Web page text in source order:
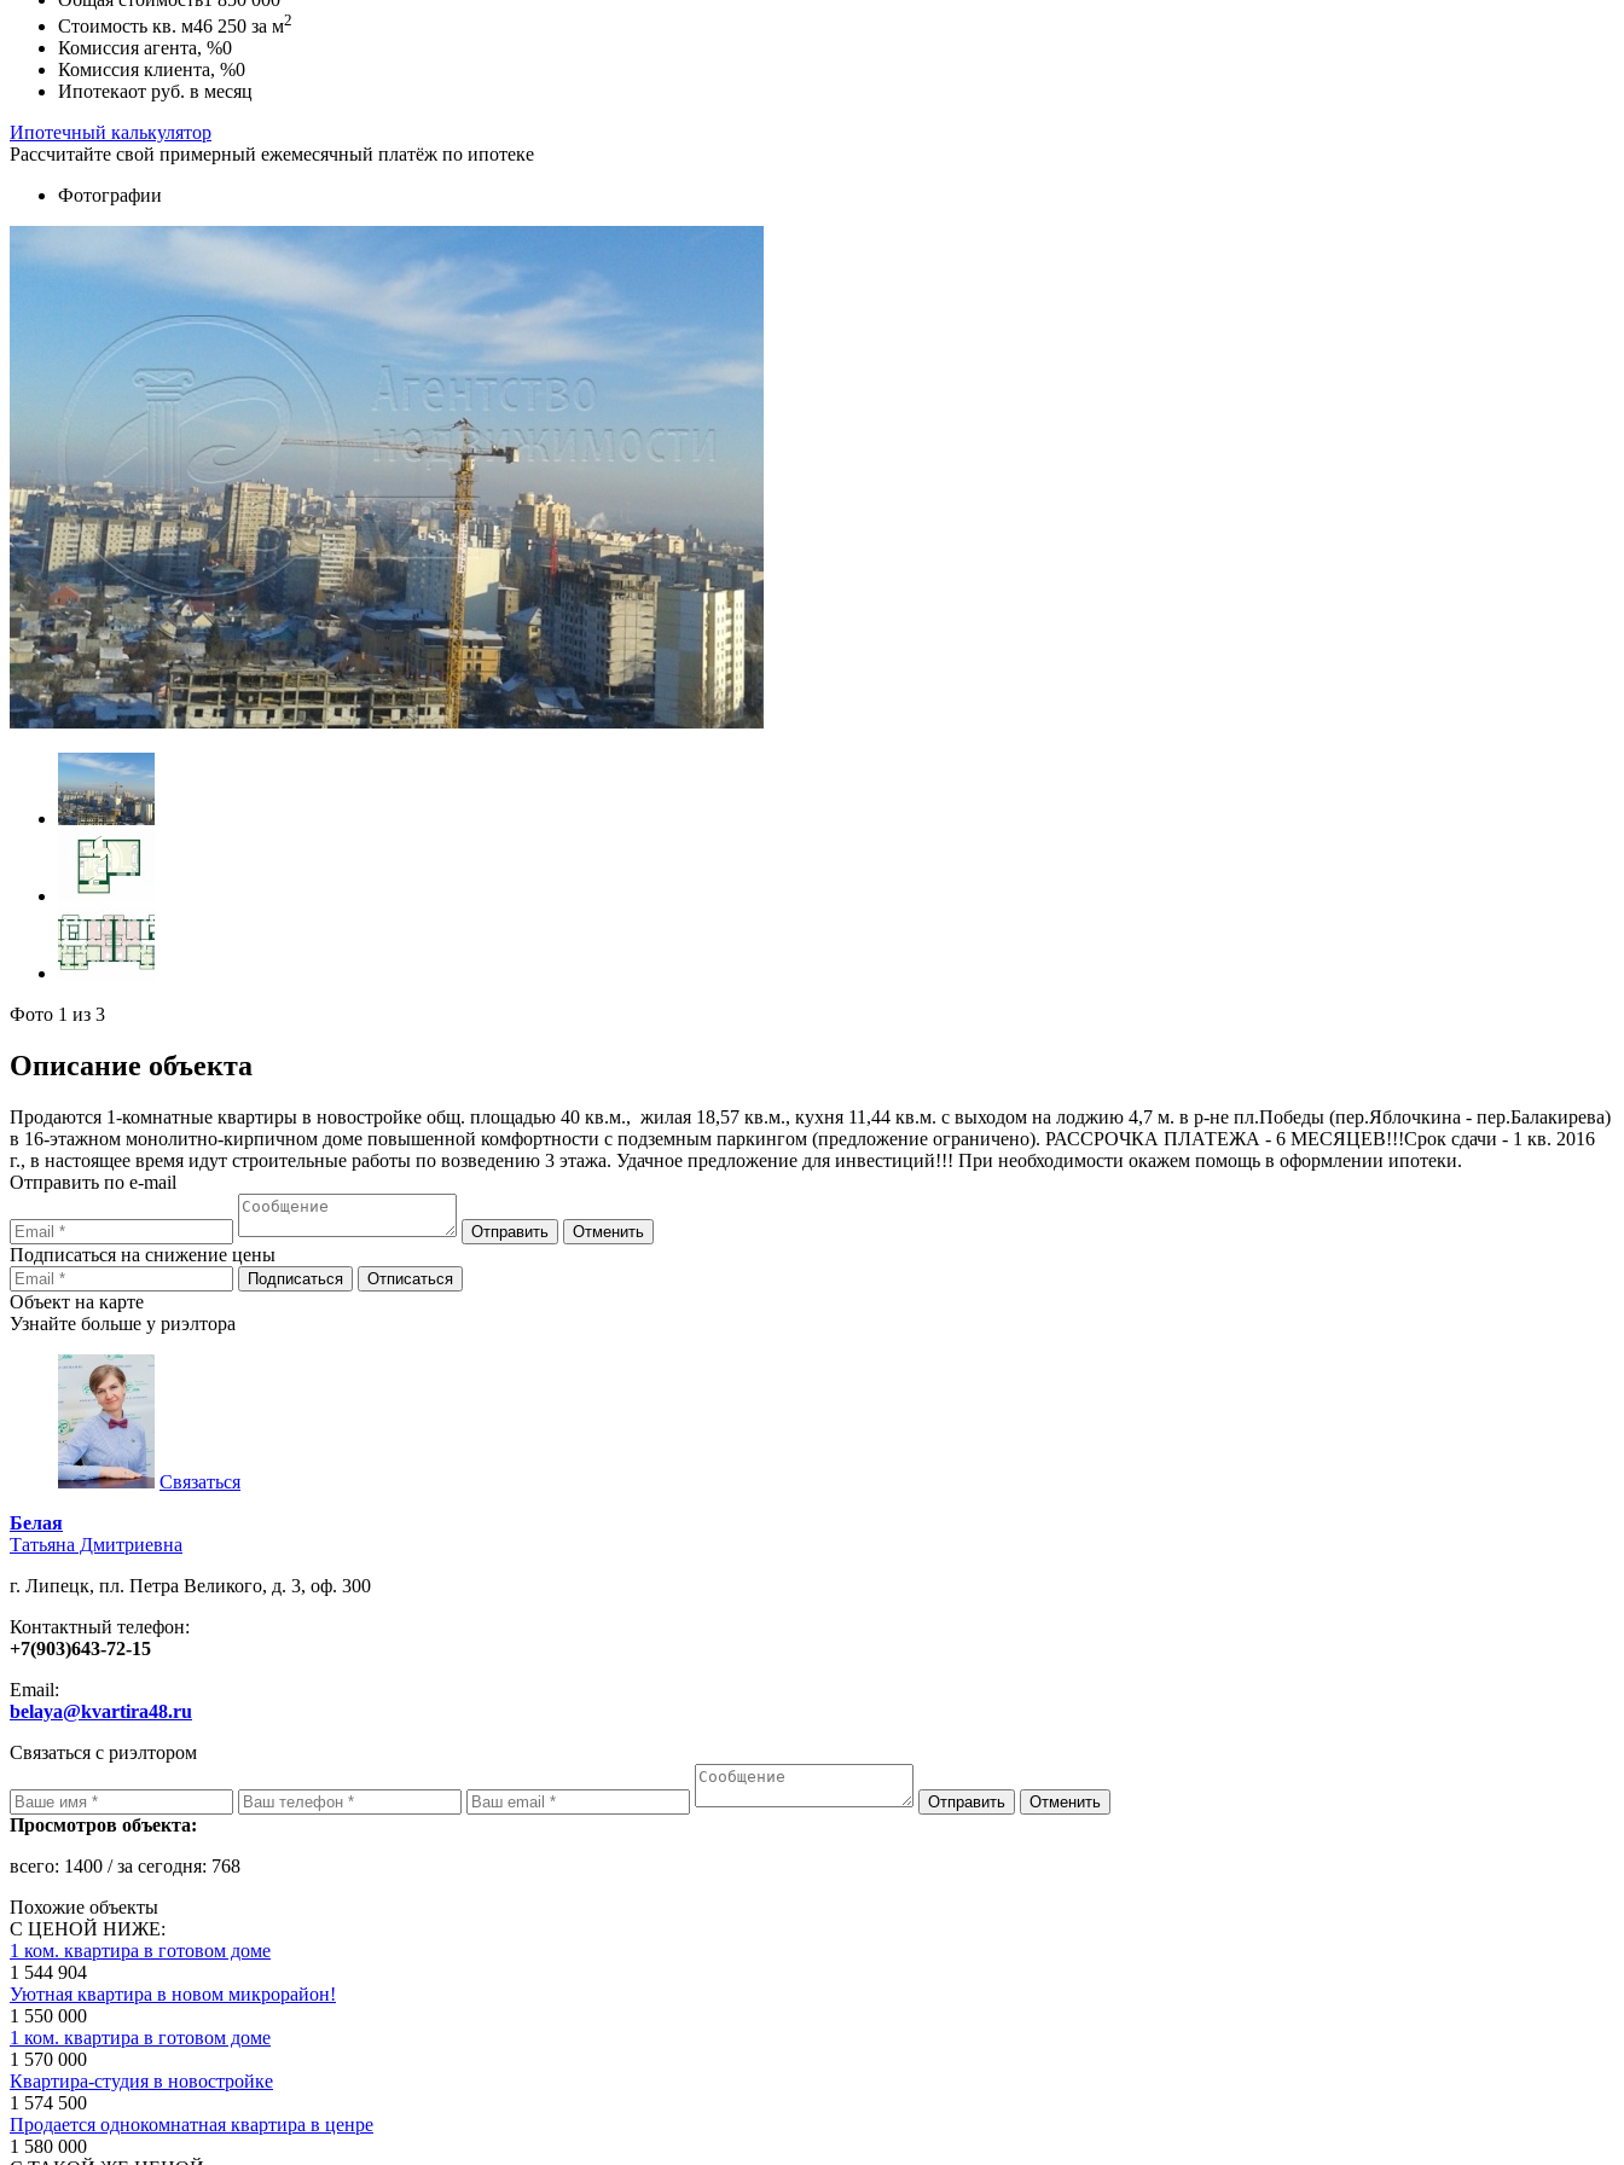
Стоимость кв. м46 250 за м2
Комиссия агента, %0
Комиссия клиента, %0
Ипотекаот руб. в месяц
Ипотечный калькулятор
Рассчитайте свой примерный ежемесячный платёж по ипотеке
Фотографии
Фото 1 из 3
Описание объекта
Продаются 1-комнатные квартиры в новостройке общ. площадью 40 кв.м., жилая 18,57 кв.м., кухня 11,44 кв.м. с выходом на лоджию 4,7 м. в р-не пл.Победы (пер.Яблочкина - пер.Балакирева)
в 16-этажном монолитно-кирпичном доме повышенной комфортности с подземным паркингом (предложение ограничено). РАССРОЧКА ПЛАТЕЖА - 6 МЕСЯЦЕВ!!!Срок сдачи - 1 кв. 2016
г., в настоящее время идут строительные работы по возведению 3 этажа. Удачное предложение для инвестиций!!! При необходимости окажем помощь в оформлении ипотеки.
Отправить по e-mail
Подписаться на снижение цены
Объект на карте
Узнайте больше у риэлтора
Связаться
Белая
Татьяна Дмитриевна
г. Липецк, пл. Петра Великого, д. 3, оф. 300
Контактный телефон:
+7(903)643-72-15
Email:
belaya@kvartira48.ru
Связаться с риэлтором
Просмотров объекта:
всего: 1400 / за сегодня: 768
Похожие объекты
С ЦЕНОЙ НИЖЕ:
1 ком. квартира в готовом доме
1 544 904
Уютная квартира в новом микрорайон!
1 550 000
1 ком. квартира в готовом доме
1 570 000
Квартира-студия в новостройке
1 574 500
Продается однокомнатная квартира в ценре
1 580 000